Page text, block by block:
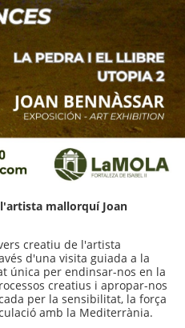
mallorquí Joan
creatiu de l'artista
d'una visita guiada a la
única per endinsar-nos en la
creatius i apropar-nos
per la sensibilitat, la força
amb la Mediterrània.